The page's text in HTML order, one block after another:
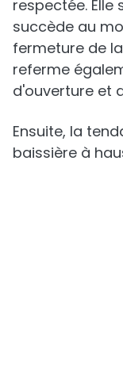
La condition
respectée. Elle
succède au
fermeture de
referme
Ensuite, la